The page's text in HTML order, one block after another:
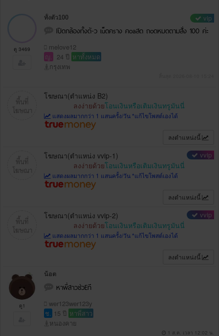
ดู 3469
ทั้งตัว100 vip
Iปิดกล้องทั้งตั-ว เu็ดคsาง คoaสด ถoดหมดตามสั่ง 100 ค่ะ
melove12
ญ.
24 ปี หาทั้งหมด
กรุงเทพ
โฆษณา(ตำแหน่ง B2)
ลงง่ายด้วยโอนเงินหรือเติมเงินทรูมันนี่
แสดงผลมากกว่า 1 แสนครั้ง/วัน *แก้ไขโพสต์เองได้
ลงตำแหน่งนี้
โฆษณา(ตำแหน่ง vvip-1) vvip
ลงง่ายด้วยโอนเงินหรือเติมเงินทรูมันนี่
แสดงผลมากกว่า 1 แสนครั้ง/วัน *แก้ไขโพสต์เองได้
ลงตำแหน่งนี้
โฆษณา(ตำแหน่ง vvip-2) vvip
ลงง่ายด้วยโอนเงินหรือเติมเงินทรูมันนี่
แสดงผลมากกว่า 1 แสนครั้ง/วัน *แก้ไขโพสต์เองได้
ลงตำแหน่งนี้
ดู1
น้อต
หาพี่สาวช่วEที
wer123wer123y
ช.
15 ปี หาพี่สาว
หนองคาย
1 ส.ค. เวลา 12:02 น.